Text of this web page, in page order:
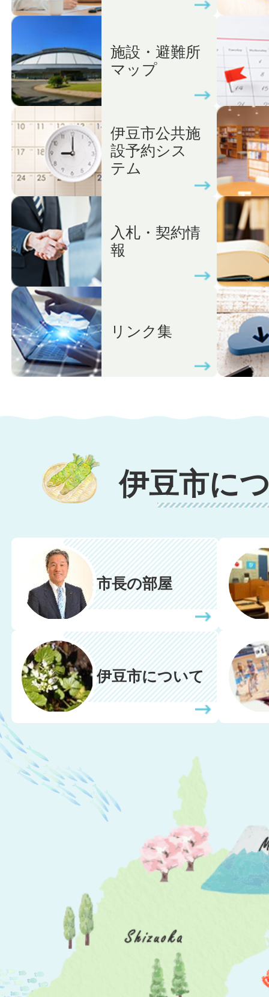
施設・避難所
マップ
伊豆市公共施
設予約シス
テム
入札・契約情
報
リンク集
伊豆市に
市長の部屋
伊豆市について